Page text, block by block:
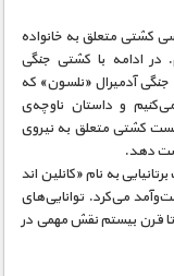
کشتی متعلق به خانواده
در ادامه با کشتی جنگی
آدمیرال «نلسون» که
و داستان ناوچه‌ی
کشتی متعلق به نیروی
دهد.
به نام «کانلین اند
می‌کرد. توانایی‌های
قرن بیستم نقش مهمی در